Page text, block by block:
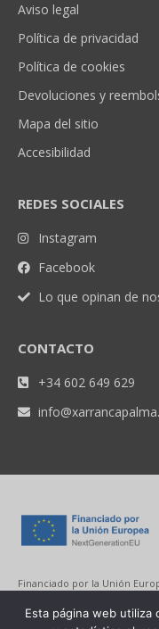
Aviso legal
Política de privacidad
Política de cookies
Devoluciones y
Mapa del sitio
Accesibilidad
REDES SOCIALES
Instagram
Facebook
Lo que opinan de
CONTACTO
+34 602 649 629
Financiado por la Unión
Esta página web utiliza